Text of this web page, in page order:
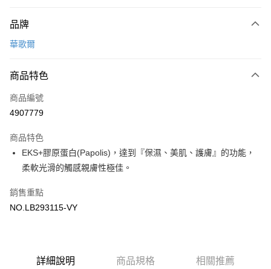
信用卡一次付款
LINE Pay
街口支付
運送方式
全家取貨付款
每筆NT$80，滿NT$1,000(含以上)免運費
付款後全家取貨
每筆NT$80，滿NT$1,000(含以上)免運費
品牌
華歌爾
商品特色
商品編號
4907779
商品特色
EKS+膠原蛋白(Papolis)，達到『保濕、美肌、護膚』的功能，
柔軟光滑的觸感親膚性極佳。
銷售重點
NO.LB293115-VY
詳細說明 商品規格 相關推薦